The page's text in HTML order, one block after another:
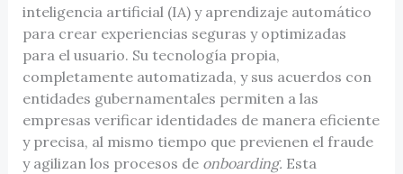
inteligencia artificial (IA) y aprendizaje automático
para crear experiencias seguras y optimizadas
para el usuario. Su tecnología propia,
completamente automatizada, y sus acuerdos con
entidades gubernamentales permiten a las
empresas verificar identidades de manera eficiente
y precisa, al mismo tiempo que previenen el fraude
y agilizan los procesos de onboarding. Esta